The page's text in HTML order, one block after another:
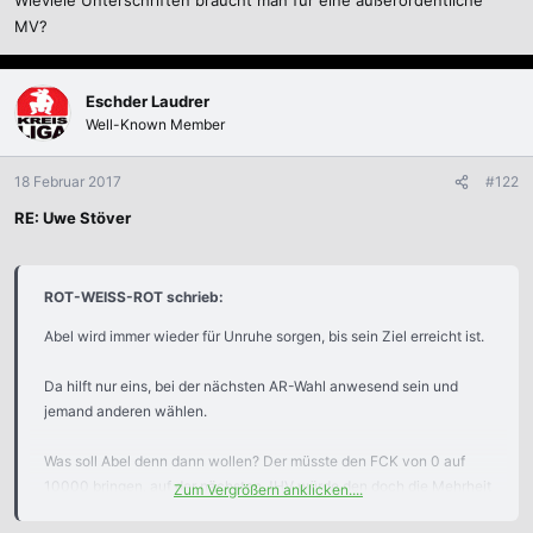
MV?
Eschder Laudrer
Well-Known Member
18 Februar 2017 #122
RE: Uwe Stöver
ROT-WEISS-ROT schrieb:
Abel wird immer wieder für Unruhe sorgen, bis sein Ziel erreicht ist.
Da hilft nur eins, bei der nächsten AR-Wahl anwesend sein und
jemand anderen wählen.
Was soll Abel denn dann wollen? Der müsste den FCK von 0 auf
10000 bringen, auf der nächsten JHV würde den doch die Mehrheit
Zum Vergrößern anklicken....